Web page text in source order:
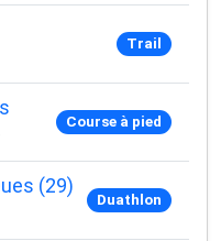
désinscrire à tout
Trail
Course à pied
(29)
Duathlon